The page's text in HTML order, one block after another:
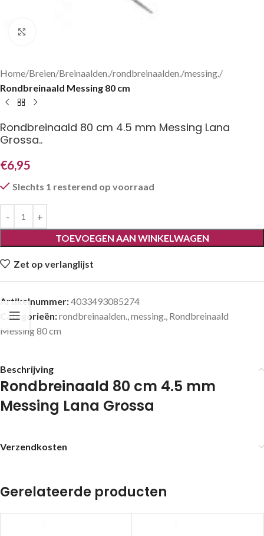
Home Breien Breinaalden. rondbreinaalden. messing.
Rondbreinaald Messing 80 cm
Rondbreinaald 80 cm 4.5 mm Messing Lana
Grossa..
€6,95
Slechts 1 resterend op voorraad
TOEVOEGEN AAN WINKELWAGEN
Zet op verlanglijst
Artikelnummer:4033493085274
Categorieën:rondbreinaalden.,messing., Rondbreinaald
Messing 80 cm
Beschrijving
Rondbreinaald 80 cm 4.5 mm
Messing Lana Grossa
Verzendkosten
Gerelateerde producten